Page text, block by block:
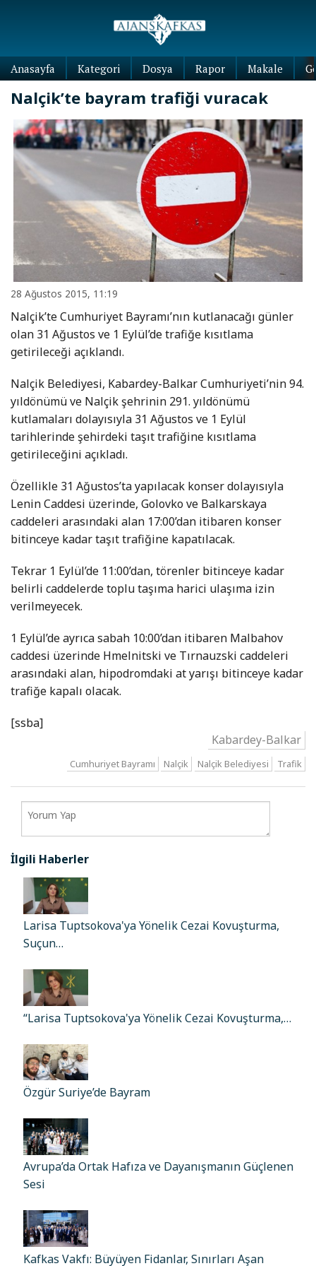
Anasayfa Kategori Dosya Rapor Makale
Nalçik’te bayram trafiği vuracak
28 Ağustos 2015, 11:19
Nalçik’te Cumhuriyet Bayramı’nın kutlanacağı günler
olan 31 Ağustos ve 1 Eylül’de trafiğe kısıtlama
getirileceği açıklandı.
Nalçik Belediyesi, Kabardey-Balkar Cumhuriyeti’nin 94.
yıldönümü ve Nalçik şehrinin 291. yıldönümü
kutlamaları dolayısıyla 31 Ağustos ve 1 Eylül
tarihlerinde şehirdeki taşıt trafiğine kısıtlama
getirileceğini açıkladı.
Özellikle 31 Ağustos’ta yapılacak konser dolayısıyla
Lenin Caddesi üzerinde, Golovko ve Balkarskaya
caddeleri arasındaki alan 17:00’dan itibaren konser
bitinceye kadar taşıt trafiğine kapatılacak.
Tekrar 1 Eylül’de 11:00’dan, törenler bitinceye kadar
belirli caddelerde toplu taşıma harici ulaşıma izin
verilmeyecek.
1 Eylül’de ayrıca sabah 10:00’dan itibaren Malbahov
caddesi üzerinde Hmelnitski ve Tırnauzski caddeleri
arasındaki alan, hipodromdaki at yarışı bitinceye kadar
trafiğe kapalı olacak.
[ssba]
Kabardey-Balkar
Cumhuriyet Bayramı Nalçik Nalçik Belediyesi Trafik
İlgili Haberler
Larisa Tuptsokova'ya Yönelik Cezai Kovuşturma,
Suçun…
“Larisa Tuptsokova'ya Yönelik Cezai Kovuşturma,…
Özgür Suriye’de Bayram
Avrupa’da Ortak Hafıza ve Dayanışmanın Güçlenen
Sesi
Kafkas Vakfı: Büyüyen Fidanlar, Sınırları Aşan